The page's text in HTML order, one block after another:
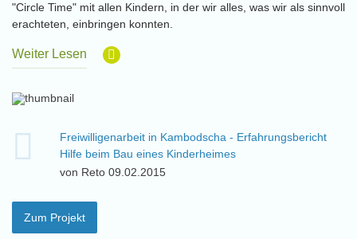
"Circle Time" mit allen Kindern, in der wir alles, was wir als sinnvoll
erachteten, einbringen konnten.
Weiter Lesen
Freiwilligenarbeit in Kambodscha - Erfahrungsbericht
Hilfe beim Bau eines Kinderheimes
von Reto 09.02.2015
Zum Projekt